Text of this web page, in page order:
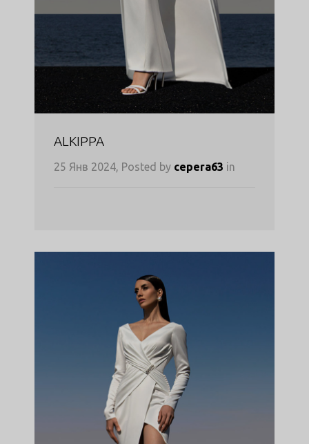
ALKIPPA
25 Янв 2024, Posted by cepera63 in